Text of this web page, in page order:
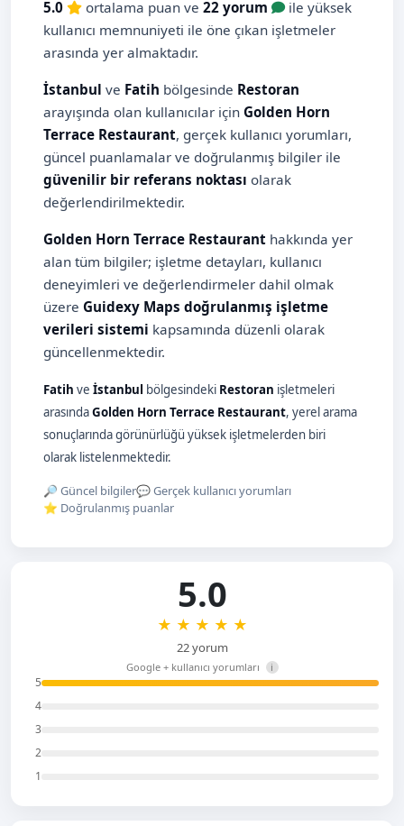
5.0
ortalama puan ve 22 yorum
ile yüksek
kullanıcı memnuniyeti ile öne çıkan işletmeler
arasında yer almaktadır.
İstanbul ve Fatih bölgesinde Restoran
arayışında olan kullanıcılar için Golden Horn
Terrace Restaurant, gerçek kullanıcı yorumları,
güncel puanlamalar ve doğrulanmış bilgiler ile
güvenilir bir referans noktası olarak
değerlendirilmektedir.
Golden Horn Terrace Restaurant hakkında yer
alan tüm bilgiler; işletme detayları, kullanıcı
deneyimleri ve değerlendirmeler dahil olmak
üzere Guidexy Maps doğrulanmış işletme
verileri sistemi kapsamında düzenli olarak
güncellenmektedir.
Fatih ve İstanbul bölgesindeki Restoran işletmeleri
arasındaGolden Horn Terrace Restaurant, yerel arama
sonuçlarında görünürlüğü yüksek işletmelerden biri
olarak listelenmektedir.
🔎 Güncel bilgiler💬 Gerçek kullanıcı yorumları
⭐ Doğrulanmış puanlar
5
4
3
2
1
5.0
★ ★ ★ ★ ★
22 yorum
Google + kullanıcı yorumları i